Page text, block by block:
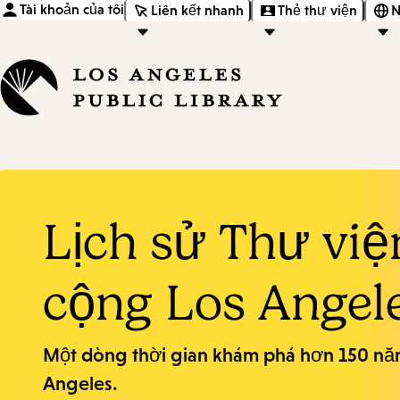
Tài khoản của tôi Liên kết nhanh Thẻ thư viện
Lịch sử Thư
cộng Los
Một dòng thời gian khám phá hơn 150
Angeles.